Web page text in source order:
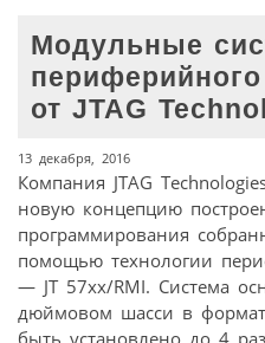
Модульные
от JTAG
13 декабря, 2016
Компания JTAG
новую концепцию
программирования
помощью технологии
— JT 57xx/RMI. Система
дюймовом шасси в